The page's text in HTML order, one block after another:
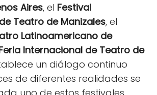
Aires, el Festival
Teatro de Manizales, el
Latinoamericano de
Internacional de Teatro de
un diálogo continuo
de diferentes realidades se